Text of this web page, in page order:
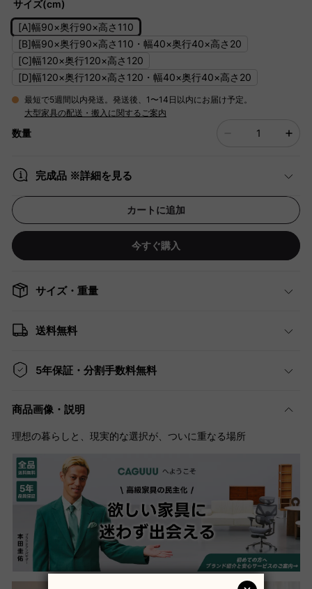
サイズ(cm)
[A]幅90×奥行90×高さ110
[B]幅90×奥行90×高さ110・幅40×奥行40×高さ20
[C]幅120×奥行120×高さ120
[D]幅120×奥行120×高さ120・幅40×奥行40×高さ20
最短で5週間以内発送。発送後、1〜14日以内にお届け予定。
大型家具の配送・搬入に関するご案内
数量
完成品 ※詳細を見る
カートに追加
今すぐ購入
サイズ・重量
送料無料
5年保証・分割手数料無料
商品画像・説明
理想の暮らしと、現実的な選択が、ついに重なる場所